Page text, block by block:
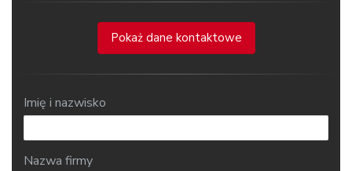
Pokaż dane kontaktowe
Imię i nazwisko
Nazwa firmy